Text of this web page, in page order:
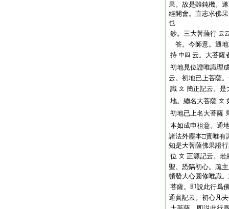
果。故是雖鈍機。
經開會。直志求佛
也
鈔。三大菩薩行 云
答。今師意。通
持 中四 云。大菩薩
初地見位證唯識理
云。初地已上菩薩
識 文 簡正記云。是
地。總名大菩薩 文
初地已上名大菩薩
本如成申祖意。通
諸法外塵本□實唯有
知是大菩薩佛果證
位 文 正源記云。若
聖。恐隔初心。疏
頓發大心圓修唯識
菩薩。即説此行爲
通眞記云。初心凡